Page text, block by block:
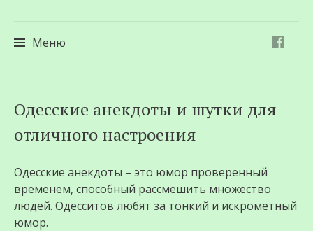
Меню
к
содержимому
Одесские анекдоты и шутки для
отличного настроения
Одесские анекдоты – это юмор проверенный
временем, способный рассмешить множество
людей. Одесситов любят за тонкий и искрометный
юмор.